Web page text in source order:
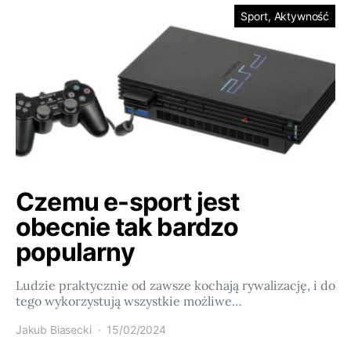
Sport, Aktywność
Czemu e-sport jest
obecnie tak bardzo
popularny
Ludzie praktycznie od zawsze kochają rywalizację, i do
tego wykorzystują wszystkie możliwe…
Jakub Biasecki 15/02/2024